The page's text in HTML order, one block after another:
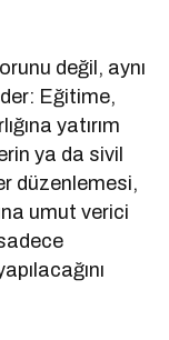
değil, aynı
Eğitime,
yatırım
ya da sivil
düzenlemesi,
umut verici